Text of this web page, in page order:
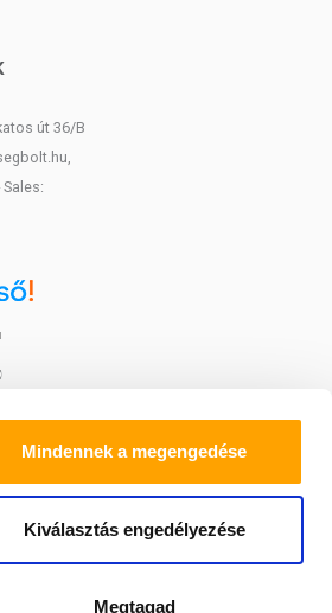
Mindennek a megengedése
Kiválasztás engedélyezése
Megtagad
út 36/B